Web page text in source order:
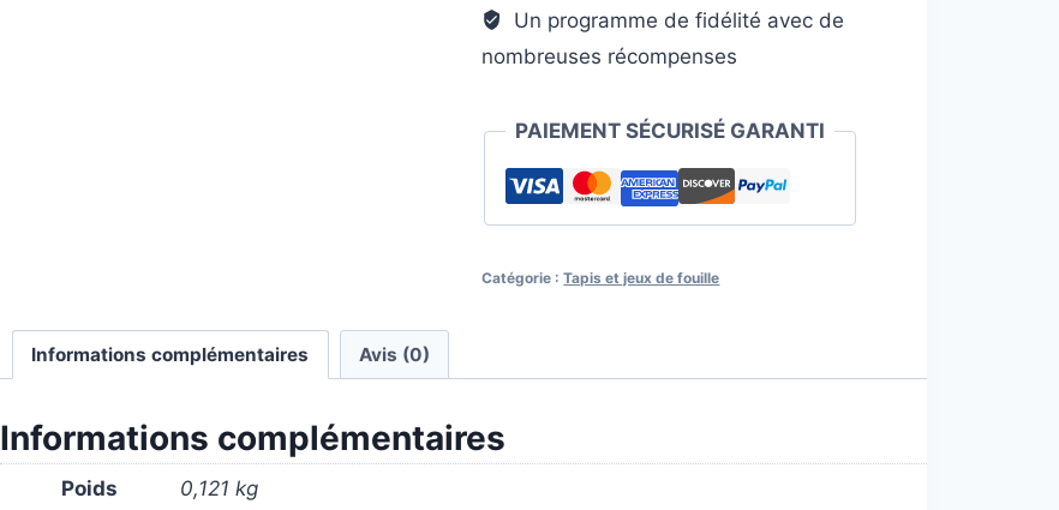
Un programme de fidélité avec de
nombreuses récompenses
PAIEMENT SÉCURISÉ GARANTI
Catégorie :Tapis et jeux de fouille
Informations complémentaires Avis (0)
Informations complémentaires
Poids 0,121 kg